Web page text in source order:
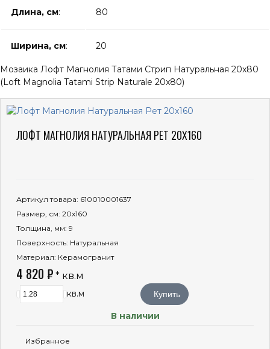
Длина, см: 80
Ширина, см: 20
Мозаика Лофт Магнолия Татами Стрип Натуральная 20x80
(Loft Magnolia Tatami Strip Naturale 20x80)
ЛОФТ МАГНОЛИЯ НАТУРАЛЬНАЯ РЕТ 20X160
Артикул товара: 610010001637
Размер, см: 20x160
Толщина, мм: 9
Поверхность: Натуральная
Материал: Керамогранит
4 820 ₽ * кв.м
кв.м Купить
В наличии
Избранное